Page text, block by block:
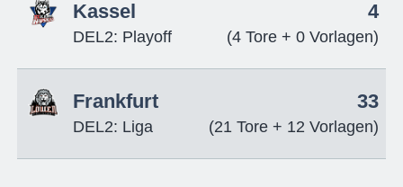
Kassel
DEL2: Playoff
4
(4 Tore + 0 Vorlagen)
Frankfurt
DEL2: Liga
33
(21 Tore + 12 Vorlagen)